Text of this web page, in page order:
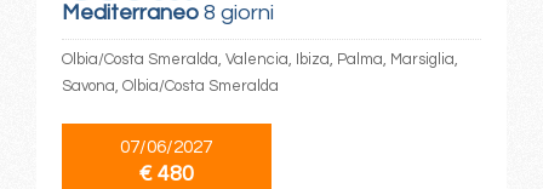
Mediterraneo8 giorni
Olbia/Costa Smeralda, Valencia, Ibiza, Palma, Marsiglia,
Savona, Olbia/Costa Smeralda
07/06/2027
€ 480